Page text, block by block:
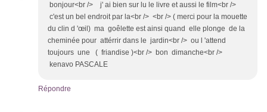
bonjour<br /> j' ai bien sur lu le livre et aussi le film<br />
c'est un bel endroit par la<br /> <br /> ( merci pour la mouette
du clin d 'œil) ma goêlette est ainsi quand elle plonge de la
cheminée pour attérrir dans le jardin<br /> ou l 'attend
toujours une ( friandise )<br /> bon dimanche<br />
kenavo PASCALE
Répondre